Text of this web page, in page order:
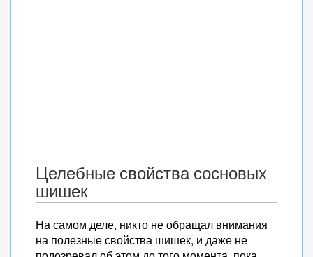
Целебные свойства сосновых
шишек
На самом деле, никто не обращал внимания
на полезные свойства шишек, и даже не